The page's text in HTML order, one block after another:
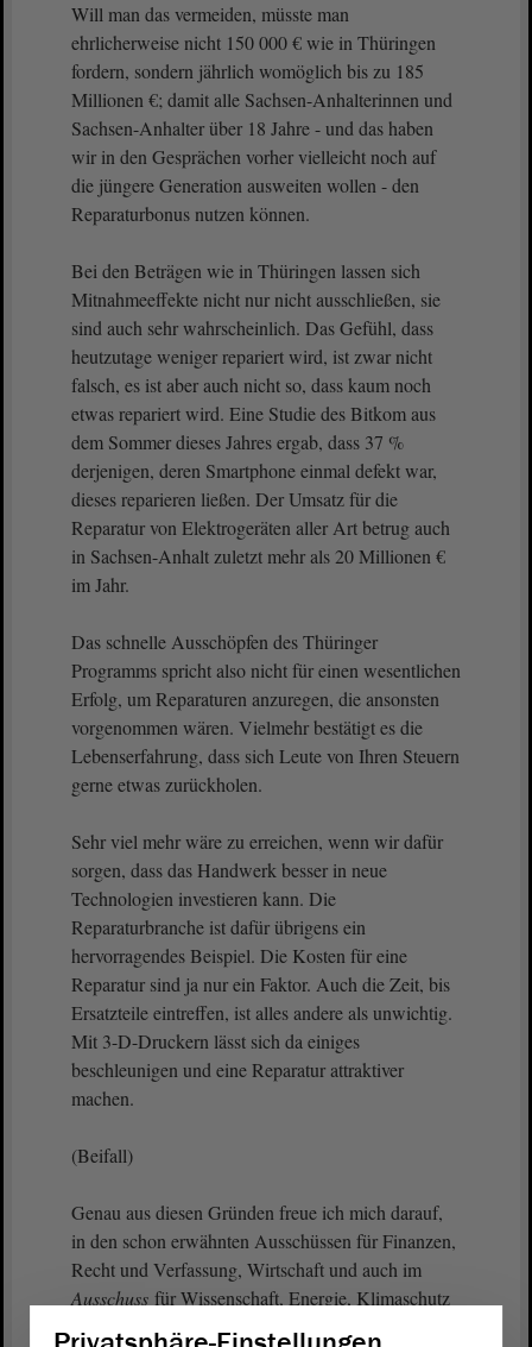
Will man das vermeiden, müsste man
ehrlicherweise nicht 150 000 € wie in Thüringen
fordern, sondern jährlich womöglich bis zu 185
Millionen €; damit alle Sachsen-Anhalterinnen und
Sachsen-Anhalter über 18 Jahre - und das haben
wir in den Gesprächen vorher vielleicht noch auf
die jüngere Generation ausweiten wollen - den
Reparaturbonus nutzen können.
Bei den Beträgen wie in Thüringen lassen sich
Mitnahmeeffekte nicht nur nicht ausschließen, sie
sind auch sehr wahrscheinlich. Das Gefühl, dass
heutzutage weniger repariert wird, ist zwar nicht
falsch, es ist aber auch nicht so, dass kaum noch
etwas repariert wird. Eine Studie des Bitkom aus
dem Sommer dieses Jahres ergab, dass 37 %
derjenigen, deren Smartphone einmal defekt war,
dieses reparieren ließen. Der Umsatz für die
Reparatur von Elektrogeräten aller Art betrug auch
in Sachsen-Anhalt zuletzt mehr als 20 Millionen €
im Jahr.
Das schnelle Ausschöpfen des Thüringer
Programms spricht also nicht für einen wesentlichen
Erfolg, um Reparaturen anzuregen, die ansonsten
vorgenommen wären. Vielmehr bestätigt es die
Lebenserfahrung, dass sich Leute von Ihren Steuern
gerne etwas zurückholen.
Sehr viel mehr wäre zu erreichen, wenn wir dafür
sorgen, dass das Handwerk besser in neue
Technologien investieren kann. Die
Reparaturbranche ist dafür übrigens ein
hervorragendes Beispiel. Die Kosten für eine
Reparatur sind ja nur ein Faktor. Auch die Zeit, bis
Ersatzteile eintreffen, ist alles andere als unwichtig.
Mit 3-D-Druckern lässt sich da einiges
beschleunigen und eine Reparatur attraktiver
machen.
(Beifall)
Genau aus diesen Gründen freue ich mich darauf,
in den schon erwähnten Ausschüssen für Finanzen,
Recht und Verfassung, Wirtschaft und auch im
Ausschuss für Wissenschaft, Energie, Klimaschutz